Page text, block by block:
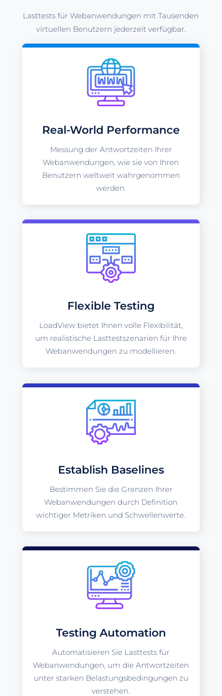
Lasttests für Webanwendungen mit Tausenden
virtuellen Benutzern jederzeit verfügbar.
Real-World Performance
Messung der Antwortzeiten Ihrer
Webanwendungen, wie sie von Ihren
Benutzern weltweit wahrgenommen
werden.
Flexible Testing
LoadView bietet Ihnen volle Flexibilität,
um realistische Lasttestszenarien für Ihre
Webanwendungen zu modellieren.
Establish Baselines
Bestimmen Sie die Grenzen Ihrer
Webanwendungen durch Definition
wichtiger Metriken und Schwellenwerte.
Testing Automation
Automatisieren Sie Lasttests für
Webanwendungen, um die Antwortzeiten
unter starken Belastungsbedingungen zu
verstehen.